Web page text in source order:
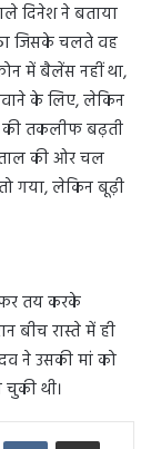
दिनेश ने बताया
जिसके चलते वह
में बैलेंस नहीं था,
के लिए, लेकिन
की तकलीफ बढ़ती
की ओर चल
गया, लेकिन बूढ़ी
तय करके
बीच रास्ते में ही
ने उसकी मां को
थी।
VKontakteShare via Email